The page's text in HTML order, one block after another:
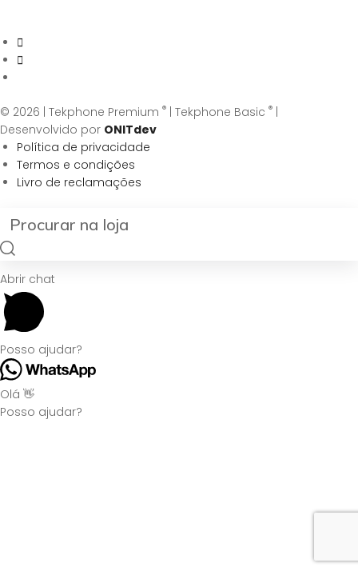
© 2026 | Tekphone Premium ® | Tekphone Basic ®
Desenvolvido por ONITdev
Política de privacidade
Termos e condições
Livro de reclamações
Abrir chat
Posso ajudar?
Olá 👋
Posso ajudar?